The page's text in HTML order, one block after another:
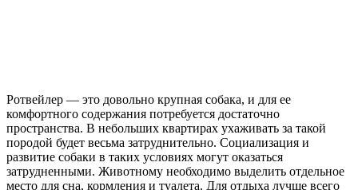
Ротвейлер — это довольно крупная собака, и для ее
комфортного содержания потребуется достаточно
пространства. В небольших квартирах ухаживать за такой
породой будет весьма затруднительно. Социализация и
развитие собаки в таких условиях могут оказаться
затрудненными. Животному необходимо выделить отдельное
место для сна, кормления и туалета. Для отдыха лучше всего